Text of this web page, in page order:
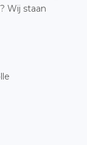
Wij staan